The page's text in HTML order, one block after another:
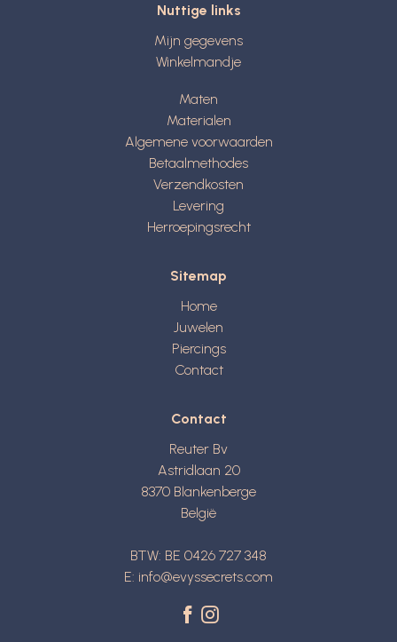
Nuttige links
Mijn gegevens
Winkelmandje
Maten
Materialen
Algemene voorwaarden
Betaalmethodes
Verzendkosten
Levering
Herroepingsrecht
Sitemap
Home
Juwelen
Piercings
Contact
Contact
Reuter Bv
Astridlaan 20
8370 Blankenberge
België
BTW: BE 0426 727 348
E: info@evyssecrets.com